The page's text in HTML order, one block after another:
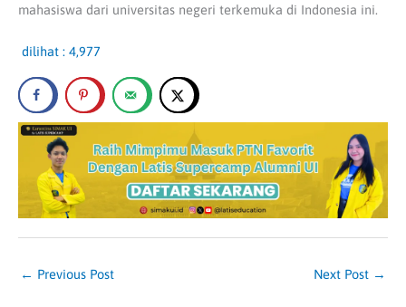
mahasiswa dari universitas negeri terkemuka di Indonesia ini.
dilihat : 4,977
← Previous Post Next Post →